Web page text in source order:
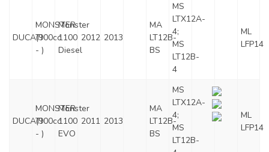
DUCATI
MONSTER
(900cc
- )
Monster
1100
Diesel
2012 2013
MA
LT12B-
BS
MS
LTX12A-
4;
MS
LT12B-
4
ML
LFP14
DUCATI
MONSTER
(900cc
- )
Monster
1100
EVO
2011 2013
MA
LT12B-
BS
MS
LTX12A-
4;
MS
LT12B-
ML
LFP14